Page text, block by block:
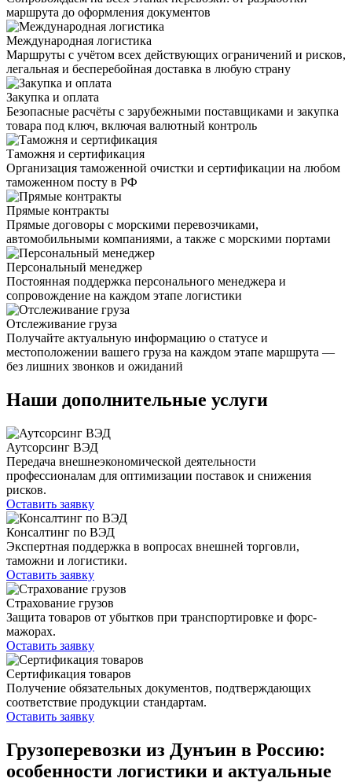
маршрута до оформления документов
Международная логистика
Маршруты с учётом всех действующих ограничений и рисков,
легальная и бесперебойная доставка в любую страну
Закупка и оплата
Безопасные расчёты с зарубежными поставщиками и закупка
товара под ключ, включая валютный контроль
Таможня и сертификация
Организация таможенной очистки и сертификации на любом
таможенном посту в РФ
Прямые контракты
Прямые договоры с морскими перевозчиками,
автомобильными компаниями, а также с морскими портами
Персональный менеджер
Постоянная поддержка персонального менеджера и
сопровождение на каждом этапе логистики
Отслеживание груза
Получайте актуальную информацию о статусе и
местоположении вашего груза на каждом этапе маршрута —
без лишних звонков и ожиданий
Наши дополнительные услуги
Аутсорсинг ВЭД
Передача внешнеэкономической деятельности
профессионалам для оптимизации поставок и снижения
рисков.
Оставить заявку
Консалтинг по ВЭД
Экспертная поддержка в вопросах внешней торговли,
таможни и логистики.
Оставить заявку
Страхование грузов
Защита товаров от убытков при транспортировке и форс-
мажорах.
Оставить заявку
Сертификация товаров
Получение обязательных документов, подтверждающих
соответствие продукции стандартам.
Оставить заявку
Грузоперевозки из Дунъин в Россию:
особенности логистики и актуальные